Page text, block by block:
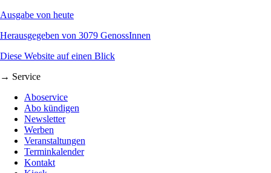
Ausgabe von heute
Herausgegeben von 3079 GenossInnen
Diese Website auf einen Blick
→ Service
Aboservice
Abo kündigen
Newsletter
Werben
Veranstaltungen
Terminkalender
Kontakt